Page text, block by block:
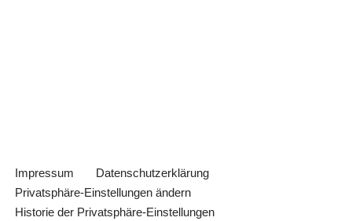
Impressum
Datenschutzerklärung
Privatsphäre-Einstellungen ändern
Historie der Privatsphäre-Einstellungen